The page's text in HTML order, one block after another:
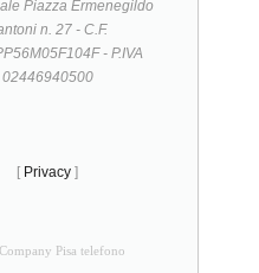
Piazza Ermenegildo
n. 27 - C.F.
- P.IVA
02446940500
[ Privacy ]
Pisa telefono